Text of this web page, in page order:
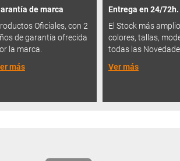
de marca
Oficiales, con 2
de garantía ofrecida
la marca.
más
Entrega en 24/72h.
El Stock más
colores, tallas,
todas las
Ver más